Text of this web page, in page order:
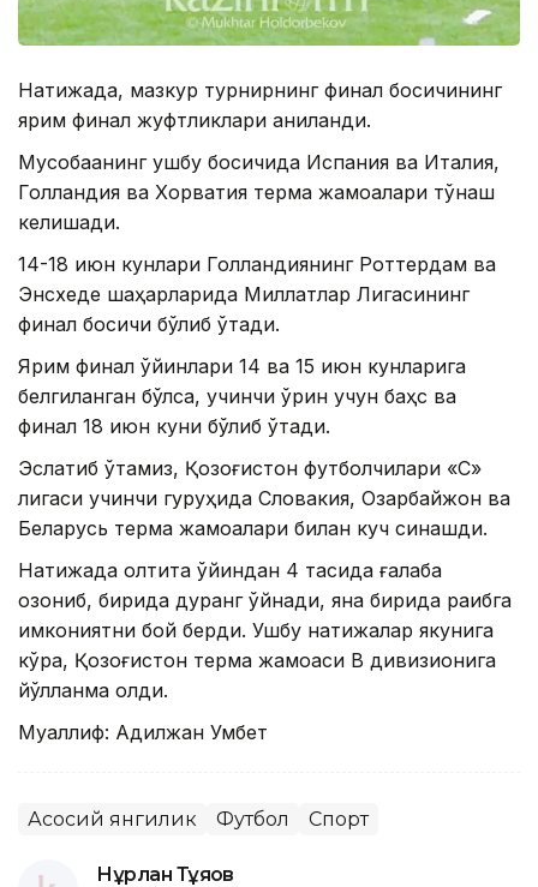
Натижада, мазкур турнирнинг финал босқичининг
ярим финал жуфтликлари аниқланди.
Мусобақанинг ушбу босқичида Испания ва Италия,
Голландия ва Хорватия терма жамоалари тўқнаш
келишади.
14-18 июн кунлари Голландиянинг Роттердам ва
Энсхеде шаҳарларида Миллатлар Лигасининг
финал босқичи бўлиб ўтади.
Ярим финал ўйинлари 14 ва 15 июн кунларига
белгиланган бўлса, учинчи ўрин учун баҳс ва
финал 18 июн куни бўлиб ўтади.
Эслатиб ўтамиз, Қозоғистон футболчилари «С»
лигаси учинчи гуруҳида Словакия, Озарбайжон ва
Беларусь терма жамоалари билан куч синашди.
Натижада олтита ўйиндан 4 тасида ғалаба
қозониб, бирида дуранг ўйнади, яна бирида рақибга
имкониятни бой берди. Ушбу натижалар якунига
кўра, Қозоғистон терма жамоаси В дивизионига
йўлланма олди.
Муаллиф: Адилжан Умбет
Асосий янгилик Футбол Спорт
Нұрлан Тұяқов